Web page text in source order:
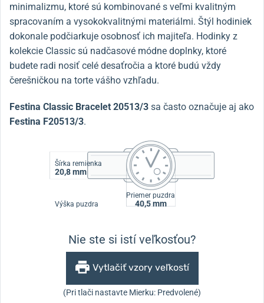
minimalizmu, ktoré sú kombinované s veľmi kvalitným
spracovaním a vysokokvalitnými materiálmi. Štýl hodiniek
dokonale podčiarkuje osobnosť ich majiteľa. Hodinky z
kolekcie Classic sú nadčasové módne doplnky, ktoré
budete radi nosiť celé desaťročia a ktoré budú vždy
čerešničkou na torte vášho vzhľadu.
Festina Classic Bracelet 20513/3 sa často označuje aj ako
Festina F20513/3.
Šírka remienka
20,8 mm
Výška puzdra
Priemer puzdra
40,5 mm
Nie ste si istí veľkosťou?
Vytlačiť vzory veľkostí
(Pri tlači nastavte Mierku: Predvolené)